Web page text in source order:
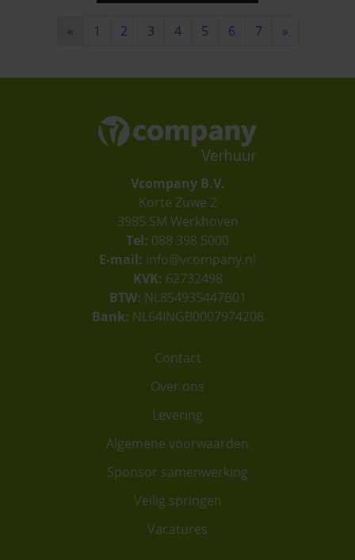
« 1 2 3 4 5 6 7 »
Vcompany B.V.
Korte Zuwe 2
3985 SM Werkhoven
Tel: 088 398 5000
E-mail: info@vcompany.nl
KVK: 62732498
BTW: NL854935447B01
Bank: NL64INGB0007974208
Contact
Over ons
Levering
Algemene voorwaarden
Sponsor samenwerking
Veilig springen
Vacatures